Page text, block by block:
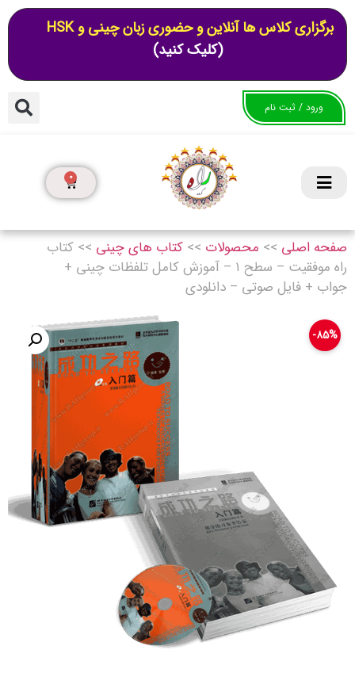
برگزاری کلاس ها آنلاین و حضوری زبان چینی و HSK
(کلیک کنید)
ورود / ثبت نام
0
صفحه اصلی >> محصولات >> کتاب های چینی >> کتاب
راه موفقیت – سطح ۱ – آموزش کامل تلفظات چینی +
جواب + فایل صوتی – دانلودی
۸۵%-